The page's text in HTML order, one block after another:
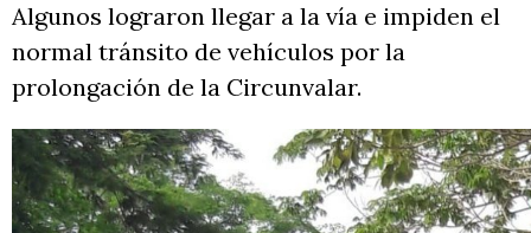
Algunos lograron llegar a la vía e impiden el
normal tránsito de vehículos por la
prolongación de la Circunvalar.